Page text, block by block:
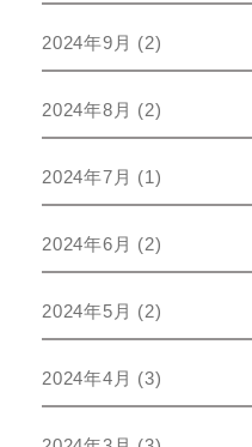
2024年9月 (2)
2024年8月 (2)
2024年7月 (1)
2024年6月 (2)
2024年5月 (2)
2024年4月 (3)